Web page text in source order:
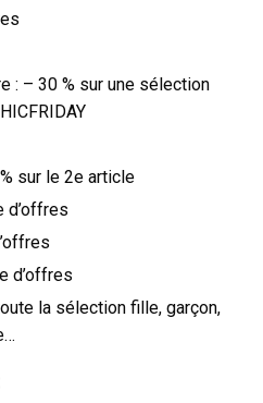
: – 30 % sur une sélection
sur le 2e article
d’offres
d’offres
la sélection fille, garçon,